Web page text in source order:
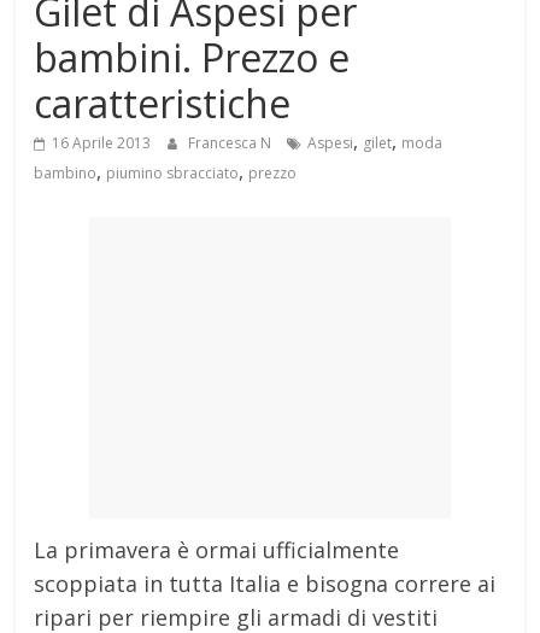
Mondo
Gilet di Aspesi per
bambini. Prezzo e
caratteristiche
16 Aprile 2013 Francesca N Aspesi, gilet, moda
bambino, piumino sbracciato, prezzo
La primavera è ormai ufficialmente
scoppiata in tutta Italia e bisogna correre ai
ripari per riempire gli armadi di vestiti